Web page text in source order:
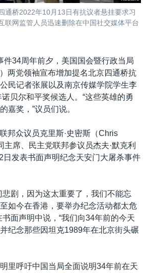
通桥2022年10月13日有抗议者悬挂要求习
联网监管人员迅速删除在中国社交媒体平台
件34周年前夕，美国国会暨行政当局
两党领袖宣布增加提名北京四通桥抗
民记者张展以及南京传媒学院学生李
贝尔和平奖候选人。“这些英雄的勇
嘉奖，”议员们说。
邦众议员克里斯·史密斯（Chris
主席、民主党联邦参议员杰夫·默克利
日发表书面声明纪念天安门大屠杀事件
悲剧，因为这太重要了，我们不能忘
如今在香港，要举办纪念活动都太危
书面声明中说，“我们向34年前的今天
纪念那些因坦克1989年在北京街头碾
里呼吁中国当局全面说明34年前在天